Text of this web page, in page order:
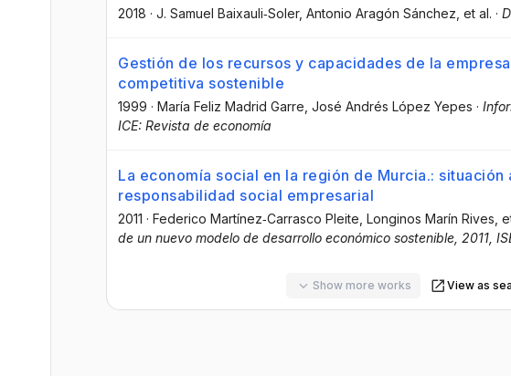
2018 · J. Samuel Baixauli‐Soler, Antonio Aragón Sánchez , et al. ·
Gestión de los recursos y capacidades de la
competitiva sostenible
1999 · María Feliz Madrid Garre , José Andrés López Yepes ·
ICE: Revista de economía
La economía social en la región de Murcia.:
responsabilidad social empresarial
2011 · Federico Martínez‐Carrasco Pleite , Longinos Marín Rives ,
de un nuevo modelo de desarrollo económico sostenible, 2011,
Show more works View as